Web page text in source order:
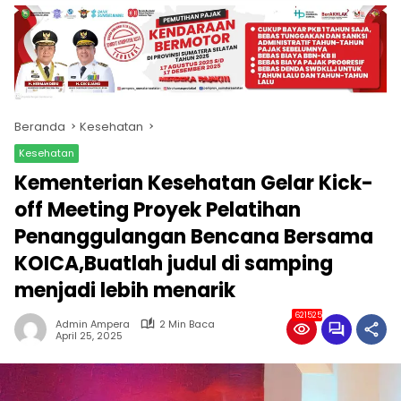
produk
antara
lain
mampu
menjadi
komunikasi
usaha
(beriklan),
fokus
pada
nasional
maupun
international,
bernuansa
lokal
dan
memiliki
Beranda Kesehatan
Kesehatan
Kementerian Kesehatan Gelar Kick-
off Meeting Proyek Pelatihan
Penanggulangan Bencana Bersama
KOICA,Buatlah judul di samping
menjadi lebih menarik
Admin Ampera
2 Min Baca
April 25, 2025
621525